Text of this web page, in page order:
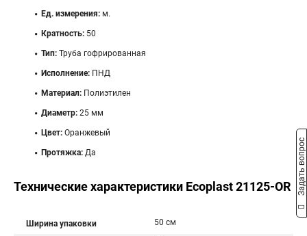
Ед. измерения: м.
Кратность: 50
Тип: Труба гофрированная
Исполнение: ПНД
Материал: Полиэтилен
Диаметр: 25 мм
Цвет: Оранжевый
Протяжка: Да
Технические характеристики Ecoplast 21125-OR
Ширина упаковки 50 см
Задать вопрос